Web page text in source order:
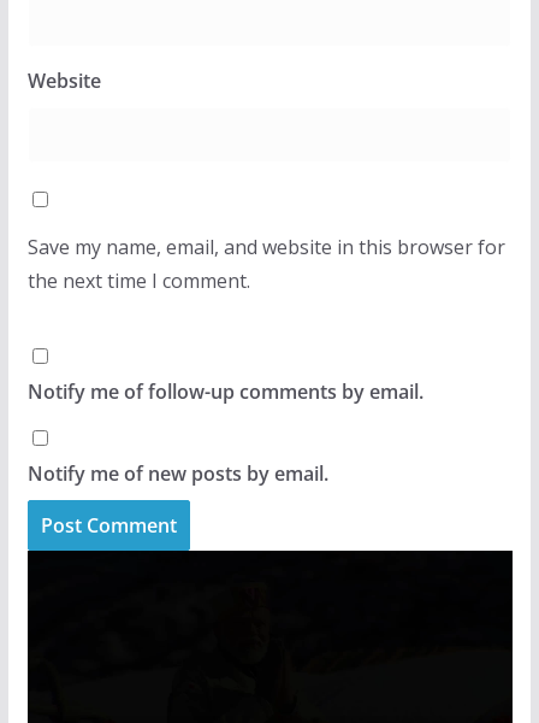
Website
Save my name, email, and website in this browser for
the next time I comment.
Notify me of follow-up comments by email.
Notify me of new posts by email.